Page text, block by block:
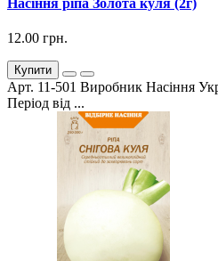
12.00 грн.
Купити
Арт. 11-501 Виробник Насіння
Період від ...